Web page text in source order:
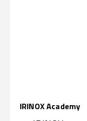
IRINOX Academy